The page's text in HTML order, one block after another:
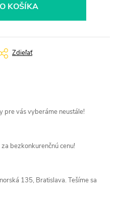
KOŠÍKA
Zdieľať
pre vás vyberáme neustále!
bezkonkurenčnú cenu!
135, Bratislava. Tešíme sa